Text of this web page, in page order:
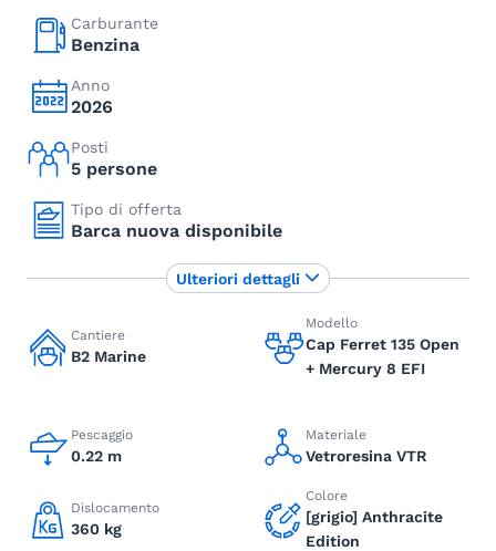
Carburante
Benzina
Anno
2026
Posti
5 persone
Tipo di offerta
Barca nuova disponibile
Cantiere
B2 Marine
Modello
Cap Ferret 135 Open
+ Mercury 8 EFI
Pescaggio
0.22 m
Materiale
Vetroresina VTR
Dislocamento
360 kg
Colore
[grigio] Anthracite
Edition
Ulteriori dettagli